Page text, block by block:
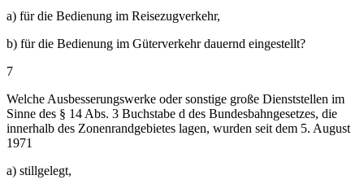
a) für die Bedienung im Reisezugverkehr,
b) für die Bedienung im Güterverkehr dauernd eingestellt?
7
Welche Ausbesserungswerke oder sonstige große Dienststellen im
Sinne des § 14 Abs. 3 Buchstabe d des Bundesbahngesetzes, die
innerhalb des Zonenrandgebietes lagen, wurden seit dem 5. August
1971
a) stillgelegt,